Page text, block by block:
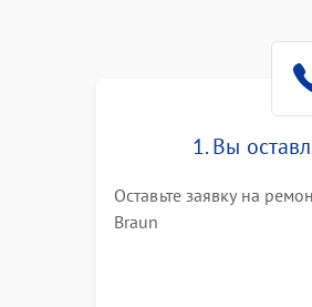
1. Вы
Оставьте заявку на
Braun